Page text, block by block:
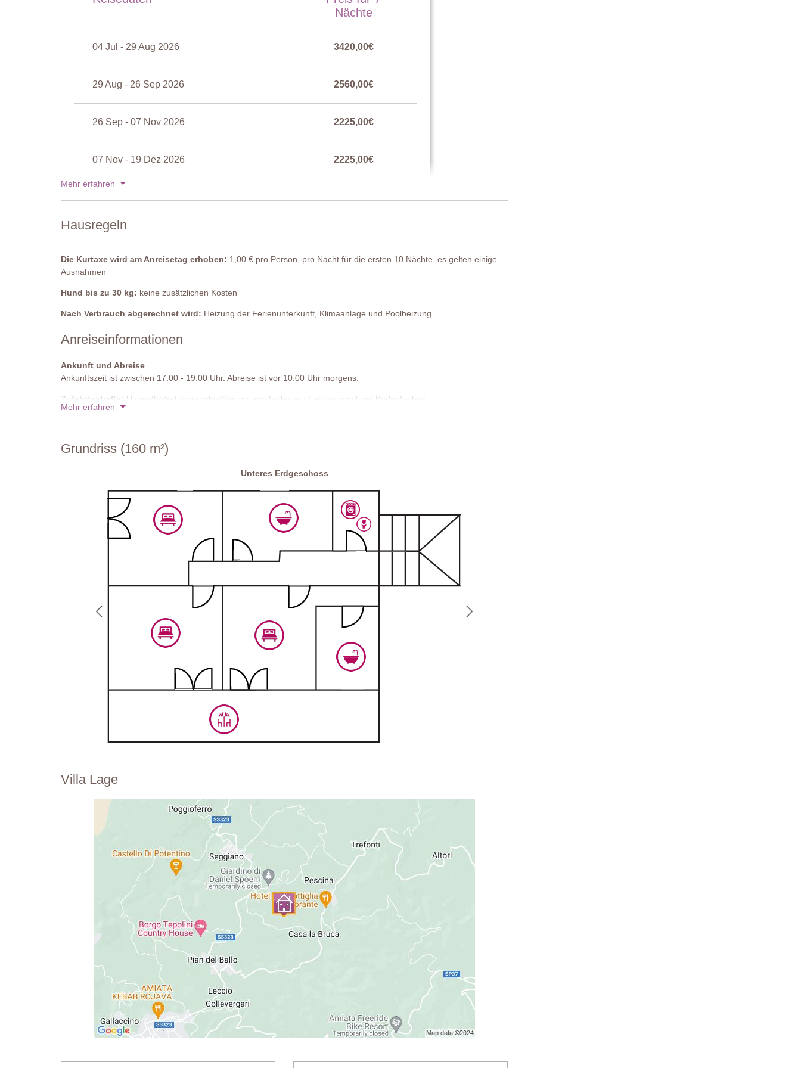
Länge: 12 Meter
Zugang: Römische Stufen
Geöffnet: Mai bis September
Ausstattung: Sonnenliegen, Sonnenschirme, Sitzecke.
Reinigung: Salzwasserchlorierung
Heizung: auf Anfrage im Voraus verfügbar
Nächte
04 Jul - 29 Aug 2026 3420,00€
29 Aug - 26 Sep 2026 2560,00€
26 Sep - 07 Nov 2026 2225,00€
07 Nov - 19 Dez 2026 2225,00€
Preise für 2027
Mehr erfahren
Hausregeln
Die Kurtaxe wird am Anreisetag erhoben: 1,00 € pro Person, pro Nacht für die ersten 10 Nächte, es gelten einige
Ausnahmen
Hund bis zu 30 kg: keine zusätzlichen Kosten
Nach Verbrauch abgerechnet wird: Heizung der Ferienunterkunft, Klimaanlage und Poolheizung
Anreiseinformationen
Ankunft und Abreise
Ankunftszeit ist zwischen 17:00 - 19:00 Uhr. Abreise ist vor 10:00 Uhr morgens.
Zufahrtsstraße: Ungepflastert, unregelmäßig, wir empfehlen ein Fahrzeug mit viel Bodenfreiheit
Mehr erfahren
Grundriss (160 m²)
Unteres Erdgeschoss
Villa Lage